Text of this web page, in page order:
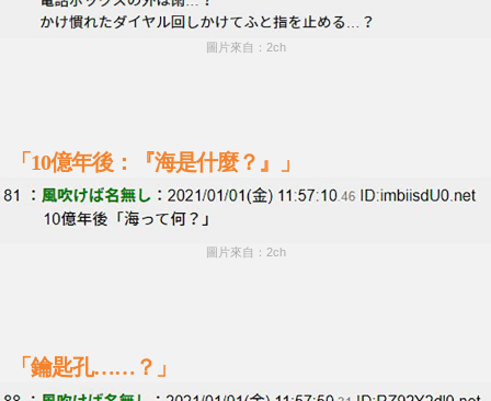
圖片來自：2ch
「10億年後：『海是什麼？』」
圖片來自：2ch
「鑰匙孔……？」